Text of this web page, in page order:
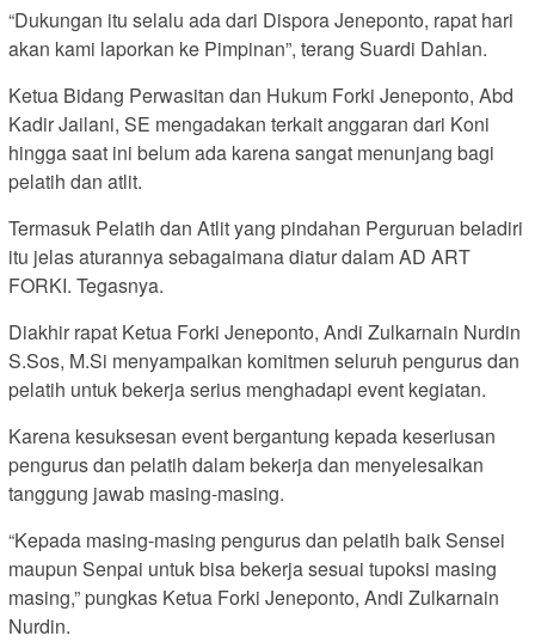
“Dukungan itu selalu ada dari Dispora Jeneponto, rapat hari
akan kami laporkan ke Pimpinan”, terang Suardi Dahlan.
Ketua Bidang Perwasitan dan Hukum Forki Jeneponto, Abd
Kadir Jailani, SE mengadakan terkait anggaran dari Koni
hingga saat ini belum ada karena sangat menunjang bagi
pelatih dan atlit.
Termasuk Pelatih dan Atlit yang pindahan Perguruan beladiri
itu jelas aturannya sebagaimana diatur dalam AD ART
FORKI. Tegasnya.
Diakhir rapat Ketua Forki Jeneponto, Andi Zulkarnain Nurdin
S.Sos, M.Si menyampaikan komitmen seluruh pengurus dan
pelatih untuk bekerja serius menghadapi event kegiatan.
Karena kesuksesan event bergantung kepada keseriusan
pengurus dan pelatih dalam bekerja dan menyelesaikan
tanggung jawab masing-masing.
“Kepada masing-masing pengurus dan pelatih baik Sensei
maupun Senpai untuk bisa bekerja sesuai tupoksi masing
masing,” pungkas Ketua Forki Jeneponto, Andi Zulkarnain
Nurdin.